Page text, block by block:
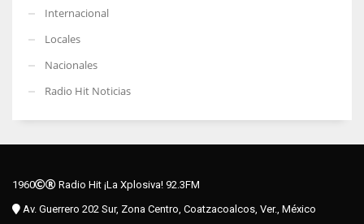
Internacional
Locales
Nacionales
Radio Hit Noticias
1960
Radio Hit ¡La Xplosiva! 92.3FM
Av. Guerrero 202 Sur, Zona Centro, Coatzacoalcos, Ver., México